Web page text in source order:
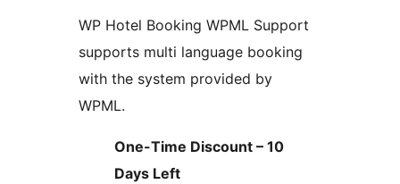
WP Hotel Booking WPML Support
supports multi language booking
with the system provided by
WPML.
One-Time Discount – 10
Days Left